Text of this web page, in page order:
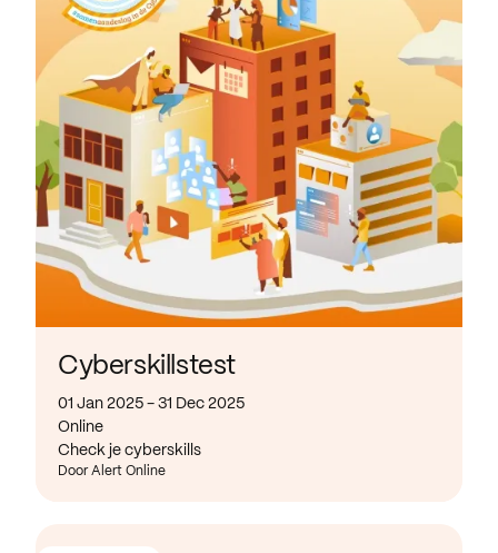
Cyberskillstest
01 Jan 2025 - 31 Dec 2025
Online
Check je cyberskills
Door Alert Online